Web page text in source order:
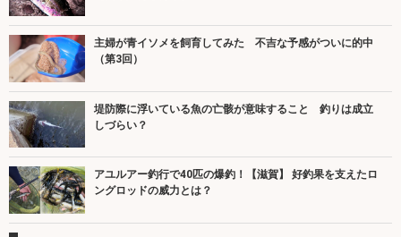
主婦が青イソメを飼育してみた 不吉な予感がついに的中
（第3回）
堤防際に浮いている魚の亡骸が意味すること 釣りは成立
しづらい？
アユルアー釣行で40匹の爆釣！【滋賀】 好釣果を支えたロ
ングロッドの威力とは？